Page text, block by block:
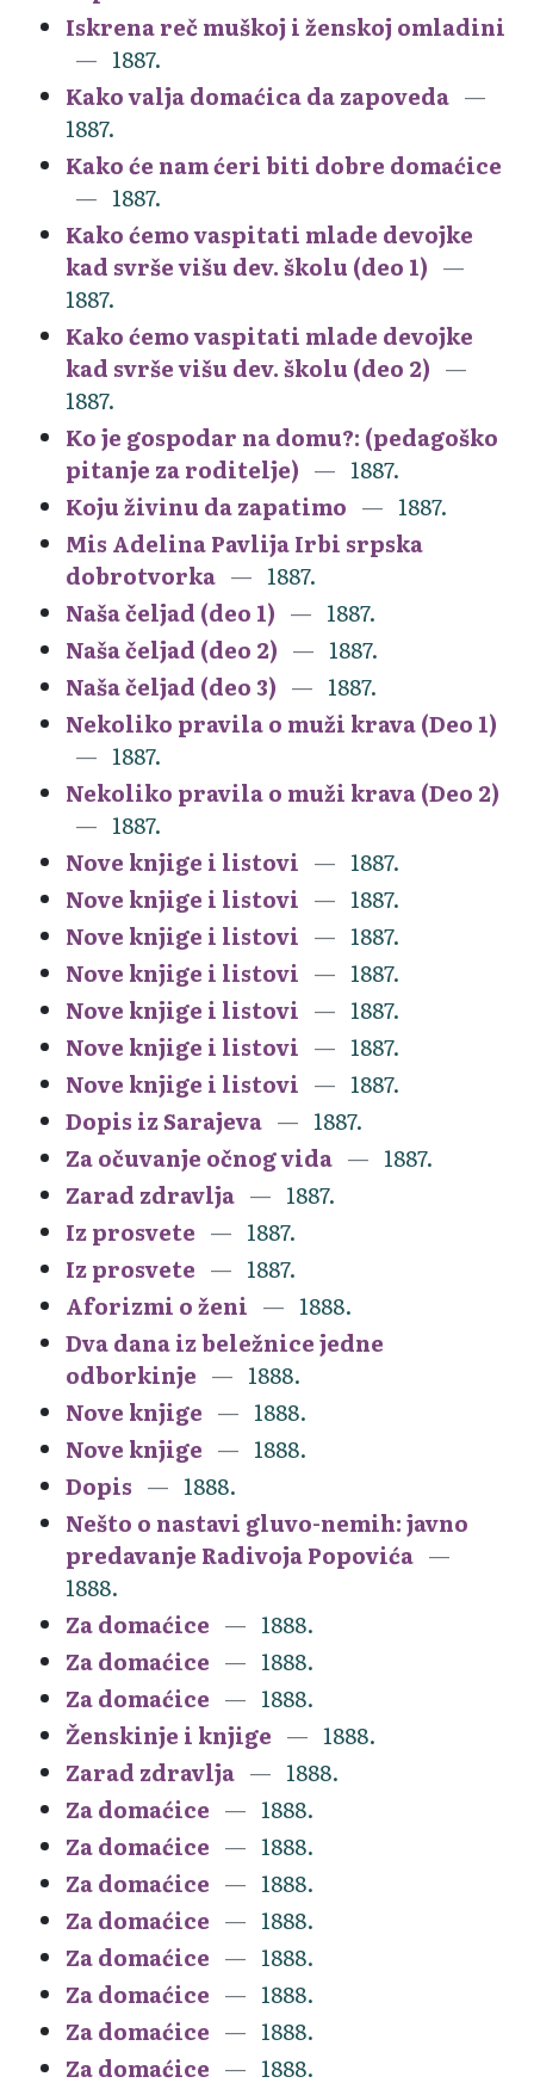
Iskrena reč muškoj i ženskoj omladini
1887.
Kako valja domaćica da zapoveda
1887.
Kako će nam ćeri biti dobre domaćice
1887.
Kako ćemo vaspitati mlade devojke
kad svrše višu dev. školu (deo 1)
1887.
Kako ćemo vaspitati mlade devojke
kad svrše višu dev. školu (deo 2)
1887.
Ko je gospodar na domu?: (pedagoško
pitanje za roditelje)
1887.
Koju živinu da zapatimo
1887.
Mis Adelina Pavlija Irbi srpska
dobrotvorka
1887.
Naša čeljad (deo 1)
1887.
Naša čeljad (deo 2)
1887.
Naša čeljad (deo 3)
1887.
Nekoliko pravila o muži krava (Deo 1)
1887.
Nekoliko pravila o muži krava (Deo 2)
1887.
Nove knjige i listovi
1887.
Nove knjige i listovi
1887.
Nove knjige i listovi
1887.
Nove knjige i listovi
1887.
Nove knjige i listovi
1887.
Nove knjige i listovi
1887.
Nove knjige i listovi
1887.
Dopis iz Sarajeva
1887.
Za očuvanje očnog vida
1887.
Zarad zdravlja
1887.
Iz prosvete
1887.
Iz prosvete
1887.
Aforizmi o ženi
1888.
Dva dana iz beležnice jedne
odborkinje
1888.
Nove knjige
1888.
Nove knjige
1888.
Dopis
1888.
Nešto o nastavi gluvo-nemih: javno
predavanje Radivoja Popovića
1888.
Za domaćice
1888.
Za domaćice
1888.
Za domaćice
1888.
Ženskinje i knjige
1888.
Zarad zdravlja
1888.
Za domaćice
1888.
Za domaćice
1888.
Za domaćice
1888.
Za domaćice
1888.
Za domaćice
1888.
Za domaćice
1888.
Za domaćice
1888.
Za domaćice
1888.